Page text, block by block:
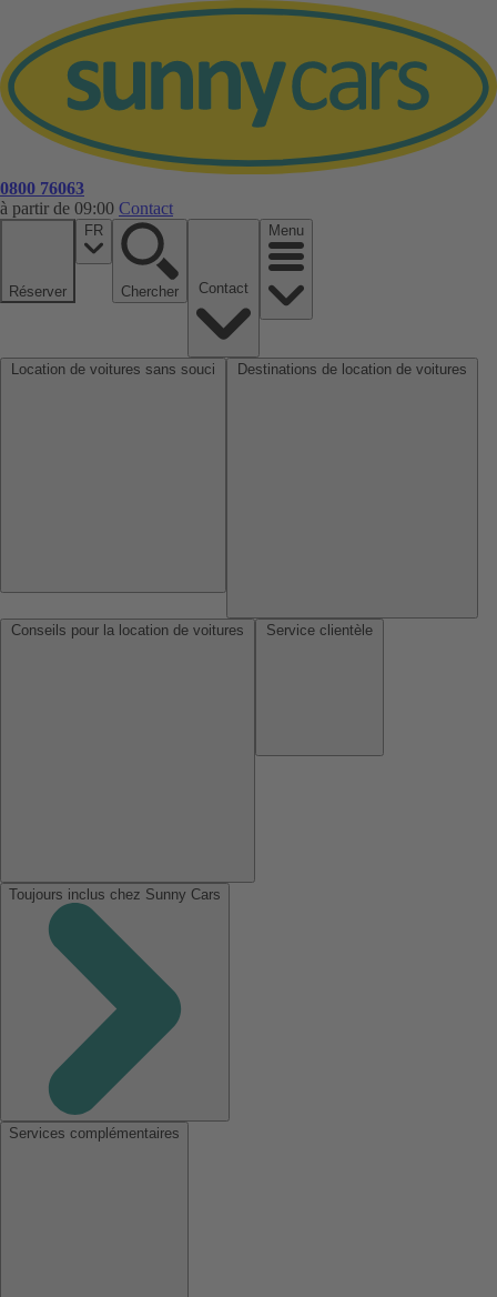
0800 76063
à partir de 09:00 Contact
Réserver
FR
Chercher
Menu
Toujours inclus chez Sunny Cars
Services complémentaires